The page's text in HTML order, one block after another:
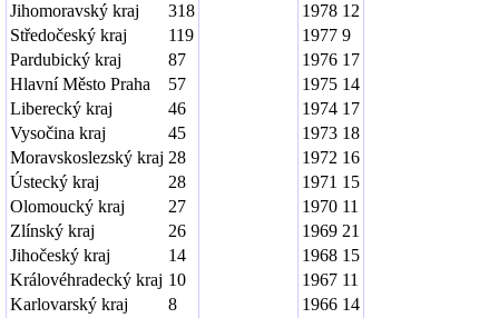
Jihomoravský kraj
318
Středočeský kraj
119
Pardubický kraj
87
Hlavní Město Praha
57
Liberecký kraj
46
Vysočina kraj
45
Moravskoslezský kraj 28
Ústecký kraj
28
Olomoucký kraj
27
Zlínský kraj
26
Jihočeský kraj
14
Královéhradecký kraj 10
Karlovarský kraj
8
1978 12
1977 9
1976 17
1975 14
1974 17
1973 18
1972 16
1971 15
1970 11
1969 21
1968 15
1967 11
1966 14